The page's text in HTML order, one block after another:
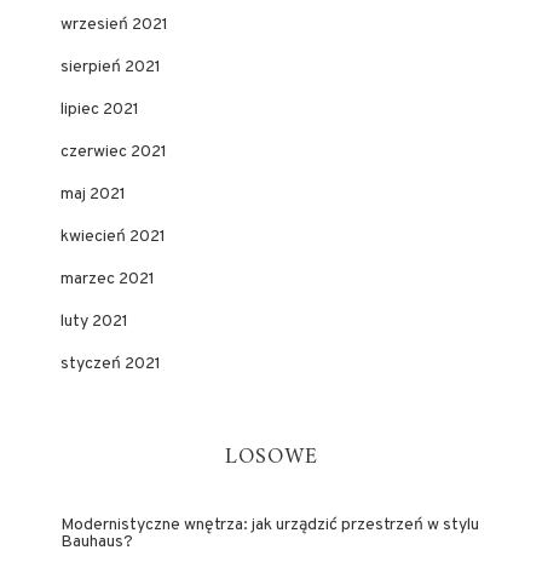
wrzesień 2021
sierpień 2021
lipiec 2021
czerwiec 2021
maj 2021
kwiecień 2021
marzec 2021
luty 2021
styczeń 2021
LOSOWE
Modernistyczne wnętrza: jak urządzić przestrzeń w stylu
Bauhaus?